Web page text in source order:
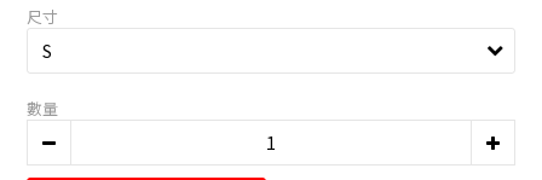
尺寸
數量